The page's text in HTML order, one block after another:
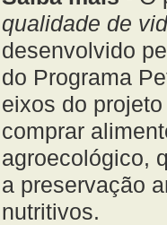
qualidade de
desenvolvido
do Programa
eixos do
comprar
agroecológico,
a preservação
nutritivos.